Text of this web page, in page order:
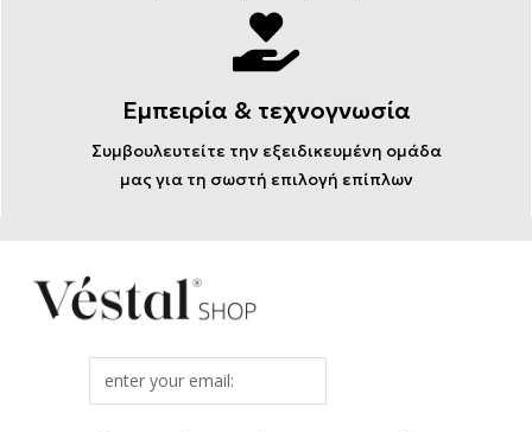
Εμπειρία & τεχνογνωσία
Συμβουλευτείτε την εξειδικευμένη ομάδα
μας για τη σωστή επιλογή επίπλων